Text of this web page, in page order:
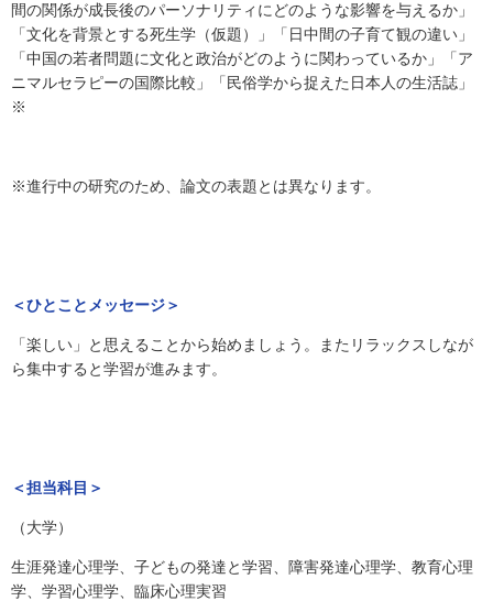
間の関係が成長後のパーソナリティにどのような影響を与えるか」
「文化を背景とする死生学（仮題）」「日中間の子育て観の違い」
「中国の若者問題に文化と政治がどのように関わっているか」「ア
ニマルセラピーの国際比較」「民俗学から捉えた日本人の生活誌」
※
※進行中の研究のため、論文の表題とは異なります。
＜ひとことメッセージ＞
「楽しい」と思えることから始めましょう。またリラックスしなが
ら集中すると学習が進みます。
＜担当科目＞
（大学）
生涯発達心理学、子どもの発達と学習、障害発達心理学、教育心理
学、学習心理学、臨床心理実習